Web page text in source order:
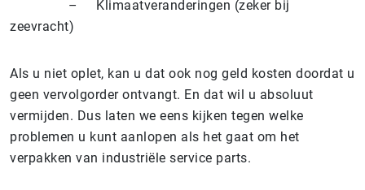
– Klimaatveranderingen (zeker bij
zeevracht)
Als u niet oplet, kan u dat ook nog geld kosten doordat u
geen vervolgorder ontvangt. En dat wil u absoluut
vermijden. Dus laten we eens kijken tegen welke
problemen u kunt aanlopen als het gaat om het
verpakken van industriële service parts.